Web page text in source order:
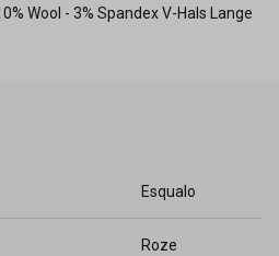
Wool - 3% Spandex V-Hals Lange
Esqualo
Roze